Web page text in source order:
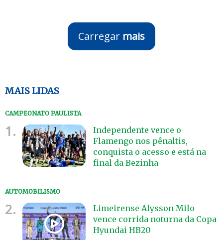
Carregar mais
MAIS LIDAS
CAMPEONATO PAULISTA
1.
Independente vence o
Flamengo nos pênaltis,
conquista o acesso e está na
final da Bezinha
AUTOMOBILISMO
2.
Limeirense Alysson Milo
vence corrida noturna da Copa
Hyundai HB20